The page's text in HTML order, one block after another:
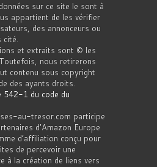
sur ce site le sont à
appartient de les vérifier
des annonceurs ou
cité.
et extraits sont © les
nous retirerons
contenu sous copyright
des ayants droits.
542-1 du code du
au-tresor.com participe
d’Amazon Europe
d’affiliation conçu pour
de percevoir une
à la création de liens vers